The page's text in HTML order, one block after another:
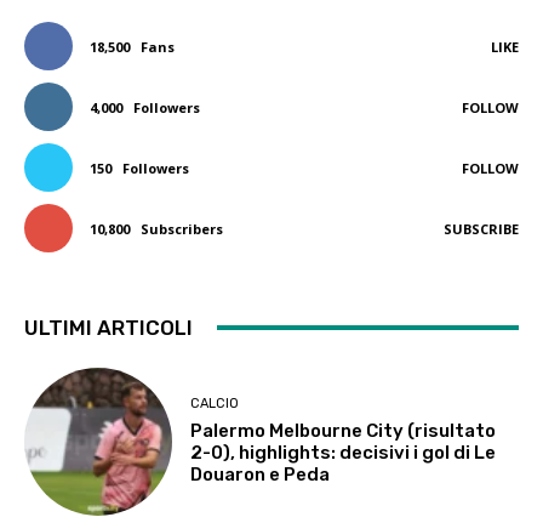
18,500 Fans LIKE
4,000 Followers FOLLOW
150 Followers FOLLOW
10,800 Subscribers SUBSCRIBE
ULTIMI ARTICOLI
CALCIO
Palermo Melbourne City (risultato
2-0), highlights: decisivi i gol di Le
Douaron e Peda